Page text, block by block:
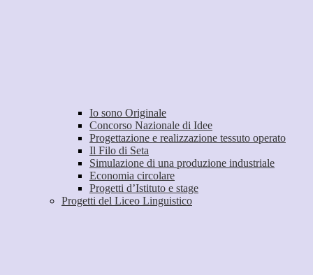
Io sono Originale
Concorso Nazionale di Idee
Progettazione e realizzazione tessuto operato
Il Filo di Seta
Simulazione di una produzione industriale
Economia circolare
Progetti d’Istituto e stage
Progetti del Liceo Linguistico